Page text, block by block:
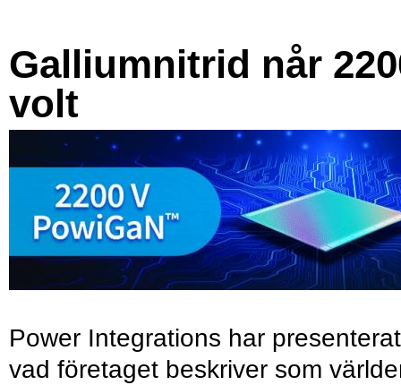
Galliumnitrid når
volt
Power Integrations har presenterat
vad företaget beskriver som